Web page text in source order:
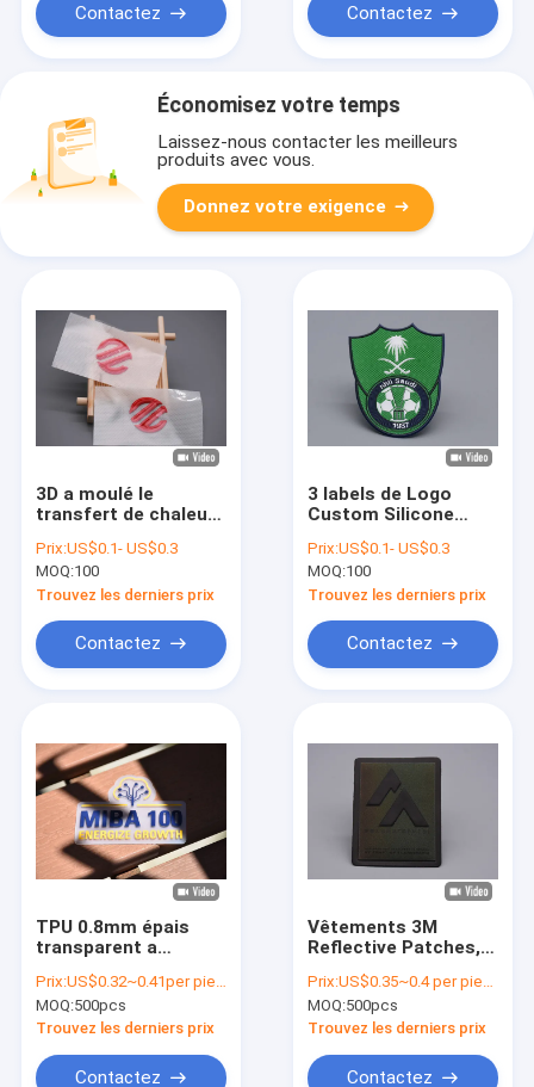
Contactez Contactez
Économisez votre temps
Laissez-nous contacter les meilleurs
produits avec vous.
Donnez votre exigence
3D a moulé le
transfert de chaleur
des logos faits sur
commande pour
l'habillement
Prix:US$0.1- US$0.3
MOQ:100
Trouvez les derniers prix
Contactez
3 labels de Logo
Custom Silicone
couleur pour des
vêtements
Prix:US$0.1- US$0.3
MOQ:100
Trouvez les derniers prix
Contactez
TPU 0.8mm épais
transparent a
Logo Custom de
label
Prix:US$0.32~0.41per piece
MOQ:500pcs
Trouvez les derniers prix
Contactez
Vêtements 3M
Reflective Patches,
commande sur des
labels d'habillement
Prix:US$0.35~0.4 per piece
MOQ:500pcs
Trouvez les derniers prix
Contactez